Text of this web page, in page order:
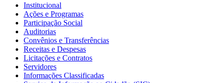
Institucional
Ações e Programas
Participação Social
Auditorias
Convênios e Transferências
Receitas e Despesas
Licitações e Contratos
Servidores
Informações Classificadas